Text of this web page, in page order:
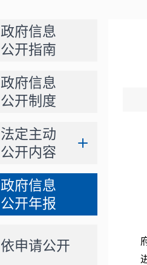
政府信息
公开指南
政府信息
公开制度
法定主动
公开内容
政府信息
公开年报
依申请公开